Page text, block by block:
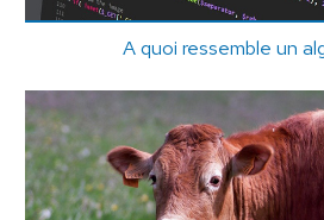
A quoi ressemble un